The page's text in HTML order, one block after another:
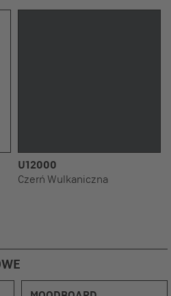
U12000
Czerń Wulkaniczna